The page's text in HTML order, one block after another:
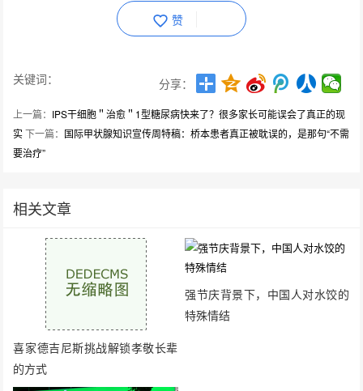
赞
关键词： 分享：
上一篇： IPS干细胞＂治愈＂1型糖尿病快来了？很多家长可能误会了真正的现
实下一篇： 国际甲状腺知识宣传周特稿：桥本患者真正被耽误的，是那句“不需
要治疗”
相关文章
喜家德吉尼斯挑战解锁孝敬长辈
的方式
强节庆背景下，中国人对水饺的
特殊情结